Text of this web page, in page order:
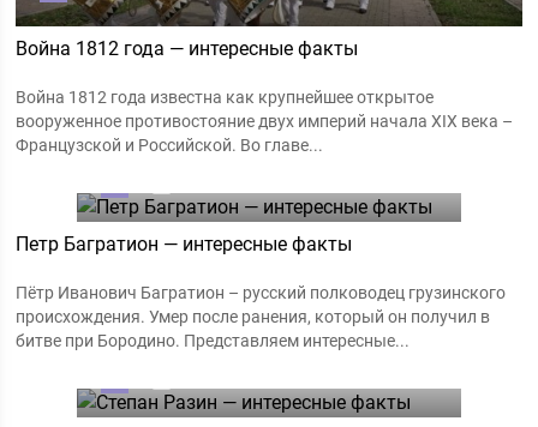
Война 1812 года — интересные факты
Война 1812 года известна как крупнейшее открытое
вооруженное противостояние двух империй начала XIX века –
Французской и Российской. Во главе...
Петр Багратион — интересные факты
Пётр Иванович Багратион – русский полководец грузинского
происхождения. Умер после ранения, который он получил в
битве при Бородино. Представляем интересные...